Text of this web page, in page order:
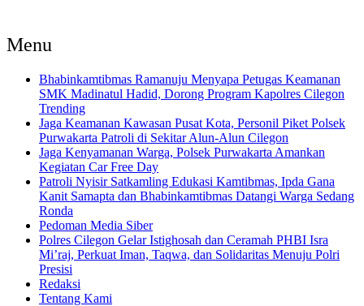
Menu
Bhabinkamtibmas Ramanuju Menyapa Petugas Keamanan
SMK Madinatul Hadid, Dorong Program Kapolres Cilegon
Trending
Jaga Keamanan Kawasan Pusat Kota, Personil Piket Polsek
Purwakarta Patroli di Sekitar Alun-Alun Cilegon
Jaga Kenyamanan Warga, Polsek Purwakarta Amankan
Kegiatan Car Free Day
Patroli Nyisir Satkamling Edukasi Kamtibmas, Ipda Gana
Kanit Samapta dan Bhabinkamtibmas Datangi Warga Sedang
Ronda
Pedoman Media Siber
Polres Cilegon Gelar Istighosah dan Ceramah PHBI Isra
Mi’raj, Perkuat Iman, Taqwa, dan Solidaritas Menuju Polri
Presisi
Redaksi
Tentang Kami